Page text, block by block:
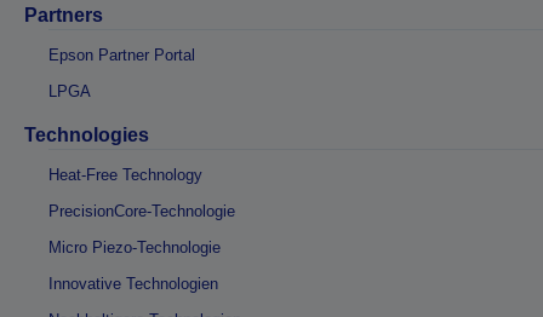
Partners
Epson Partner Portal
LPGA
Technologies
Heat-Free Technology
PrecisionCore-Technologie
Micro Piezo-Technologie
Innovative Technologien